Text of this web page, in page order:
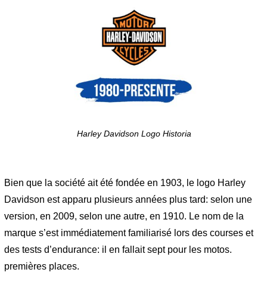
Harley Davidson Logo Historia
Bien que la société ait été fondée en 1903, le logo Harley
Davidson est apparu plusieurs années plus tard: selon une
version, en 2009, selon une autre, en 1910. Le nom de la
marque s’est immédiatement familiarisé lors des courses et
des tests d’endurance: il en fallait sept pour les motos.
premières places.